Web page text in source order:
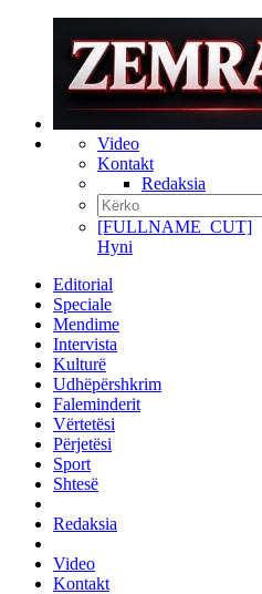
Video
Kontakt
Redaksia
[FULLNAME_CUT]
Hyni
Editorial
Speciale
Mendime
Intervista
Kulturë
Udhëpërshkrim
Faleminderit
Vërtetësi
Përjetësi
Sport
Shtesë
Redaksia
Video
Kontakt